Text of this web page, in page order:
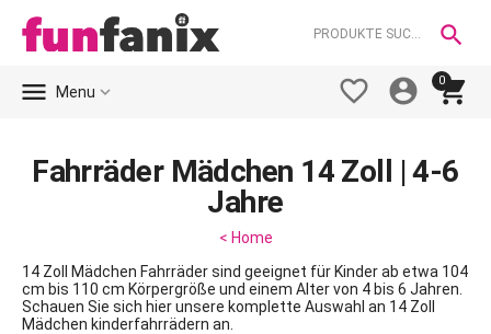

0



 Menu 
Fahrräder Mädchen 14 Zoll | 4-6
Jahre
< Home
14 Zoll Mädchen Fahrräder sind geeignet für Kinder ab etwa 104
cm bis 110 cm Körpergröße und einem Alter von 4 bis 6 Jahren.
Schauen Sie sich hier unsere komplette Auswahl an 14 Zoll
Mädchen kinderfahrrädern an.